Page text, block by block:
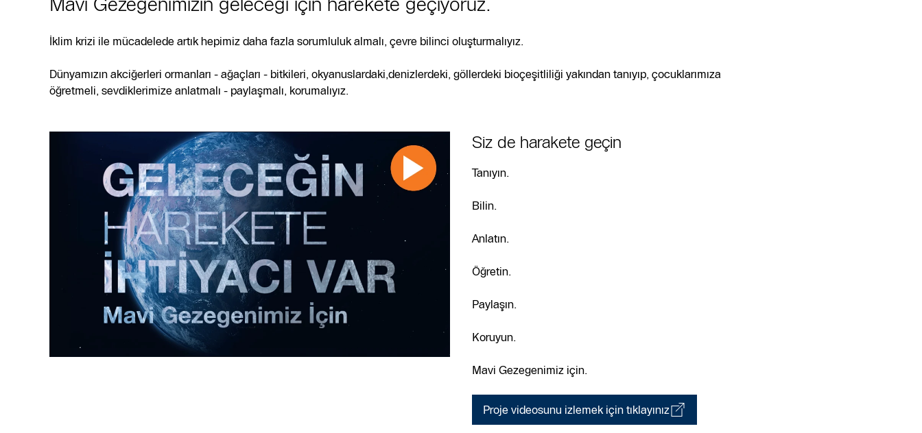
korumak için harekete geçiyoruz.
Siz de harekete geçin.
#MaviGezegenimizİçin
İklim krizi ile mücadelede artık hepimiz daha fazla sorumluluk almalı, çevre bilinci oluşturmalıyız.
Dünyamızın akciğerleri ormanları - ağaçları - bitkileri, okyanuslardaki,denizlerdeki, göllerdeki bioçeşitliliği yakından tanıyıp, çocuklarımıza
öğretmeli, sevdiklerimize anlatmalı - paylaşmalı, korumalıyız.
Siz de harakete geçin
Tanıyın.
Bilin.
Anlatın.
Öğretin.
Paylaşın.
Koruyun.
Mavi Gezegenimiz için.
Proje videosunu izlemek için tıklayınız